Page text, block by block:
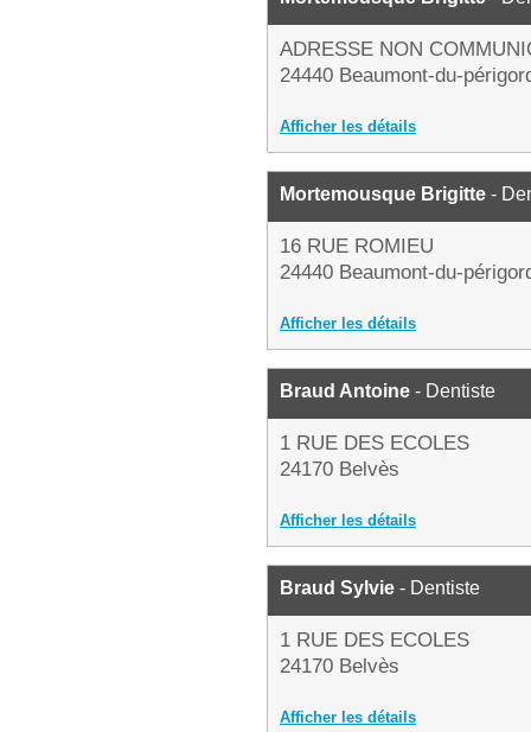
ADRESSE NON
24440 Beaumont-du-
Afficher les détails
Mortemousque Brigitte -
16 RUE ROMIEU
24440 Beaumont-du-
Afficher les détails
Braud Antoine - Dentiste
1 RUE DES ECOLES
24170 Belvès
Afficher les détails
Braud Sylvie - Dentiste
1 RUE DES ECOLES
24170 Belvès
Afficher les détails